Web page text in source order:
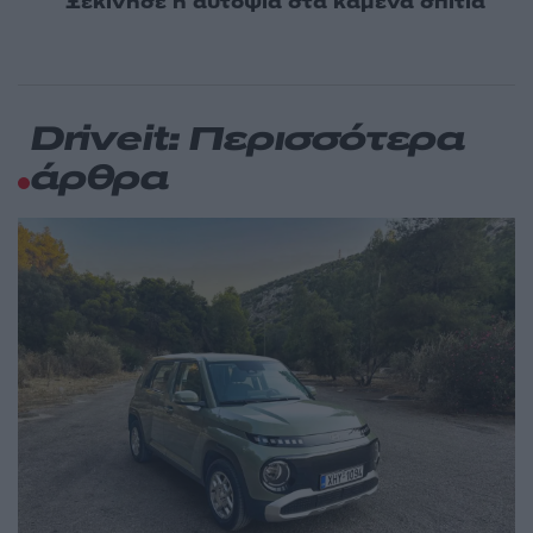
Driveit: Περισσότερα
άρθρα